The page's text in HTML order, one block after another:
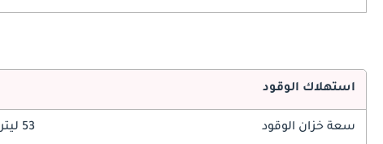
استهلاك الوقود
سعة خزان الوقود 53 ليتر